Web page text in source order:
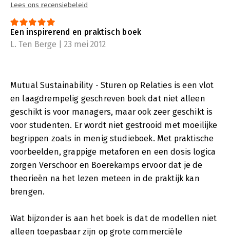
Lees ons recensiebeleid
Een inspirerend en praktisch boek
L. Ten Berge | 23 mei 2012
Mutual Sustainability - Sturen op Relaties is een vlot
en laagdrempelig geschreven boek dat niet alleen
geschikt is voor managers, maar ook zeer geschikt is
voor studenten. Er wordt niet gestrooid met moeilijke
begrippen zoals in menig studieboek. Met praktische
voorbeelden, grappige metaforen en een dosis logica
zorgen Verschoor en Boerekamps ervoor dat je de
theorieën na het lezen meteen in de praktijk kan
brengen.
Wat bijzonder is aan het boek is dat de modellen niet
alleen toepasbaar zijn op grote commerciële